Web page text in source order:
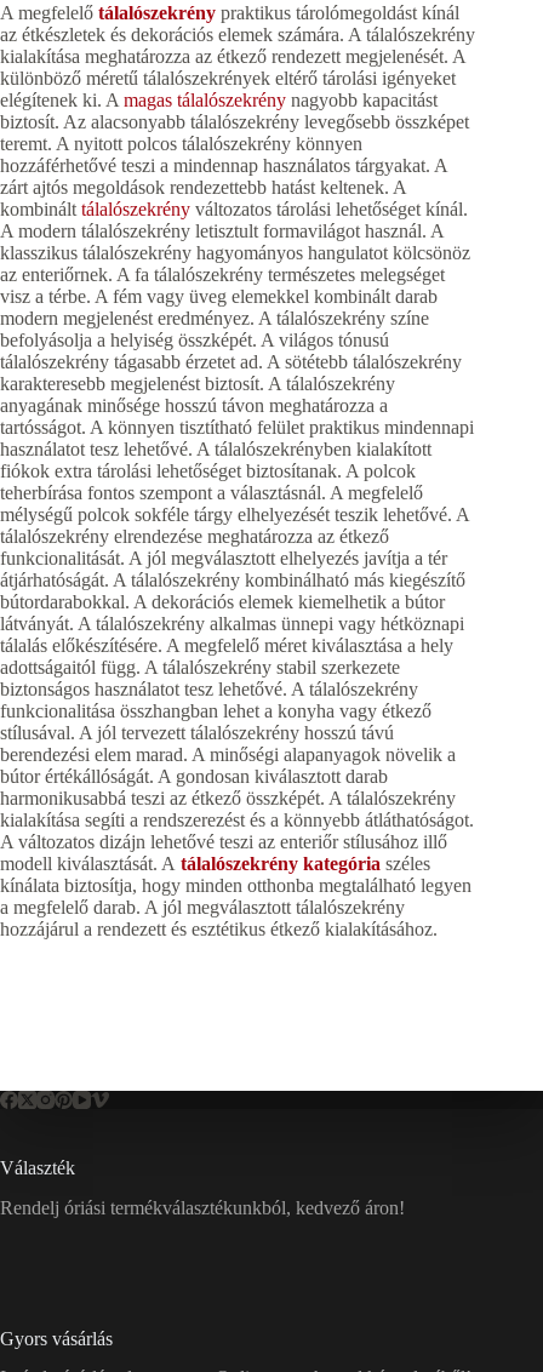
A megfelelő tálalószekrény praktikus tárolómegoldást kínál
az étkészletek és dekorációs elemek számára. A tálalószekrény
kialakítása meghatározza az étkező rendezett megjelenését. A
különböző méretű tálalószekrények eltérő tárolási igényeket
elégítenek ki. A magas tálalószekrény nagyobb kapacitást
biztosít. Az alacsonyabb tálalószekrény levegősebb összképet
teremt. A nyitott polcos tálalószekrény könnyen
hozzáférhetővé teszi a mindennap használatos tárgyakat. A
zárt ajtós megoldások rendezettebb hatást keltenek. A
kombinált tálalószekrény változatos tárolási lehetőséget kínál.
A modern tálalószekrény letisztult formavilágot használ. A
klasszikus tálalószekrény hagyományos hangulatot kölcsönöz
az enteriőrnek. A fa tálalószekrény természetes melegséget
visz a térbe. A fém vagy üveg elemekkel kombinált darab
modern megjelenést eredményez. A tálalószekrény színe
befolyásolja a helyiség összképét. A világos tónusú
tálalószekrény tágasabb érzetet ad. A sötétebb tálalószekrény
karakteresebb megjelenést biztosít. A tálalószekrény
anyagának minősége hosszú távon meghatározza a
tartósságot. A könnyen tisztítható felület praktikus mindennapi
használatot tesz lehetővé. A tálalószekrényben kialakított
fiókok extra tárolási lehetőséget biztosítanak. A polcok
teherbírása fontos szempont a választásnál. A megfelelő
mélységű polcok sokféle tárgy elhelyezését teszik lehetővé. A
tálalószekrény elrendezése meghatározza az étkező
funkcionalitását. A jól megválasztott elhelyezés javítja a tér
átjárhatóságát. A tálalószekrény kombinálható más kiegészítő
bútordarabokkal. A dekorációs elemek kiemelhetik a bútor
látványát. A tálalószekrény alkalmas ünnepi vagy hétköznapi
tálalás előkészítésére. A megfelelő méret kiválasztása a hely
adottságaitól függ. A tálalószekrény stabil szerkezete
biztonságos használatot tesz lehetővé. A tálalószekrény
funkcionalitása összhangban lehet a konyha vagy étkező
stílusával. A jól tervezett tálalószekrény hosszú távú
berendezési elem marad. A minőségi alapanyagok növelik a
bútor értékállóságát. A gondosan kiválasztott darab
harmonikusabbá teszi az étkező összképét. A tálalószekrény
kialakítása segíti a rendszerezést és a könnyebb átláthatóságot.
A változatos dizájn lehetővé teszi az enteriőr stílusához illő
modell kiválasztását. A tálalószekrény kategória széles
kínálata biztosítja, hogy minden otthonba megtalálható legyen
a megfelelő darab. A jól megválasztott tálalószekrény
hozzájárul a rendezett és esztétikus étkező kialakításához.
Választék
Rendelj óriási termékválasztékunkból, kedvező áron!
Gyors vásárlás